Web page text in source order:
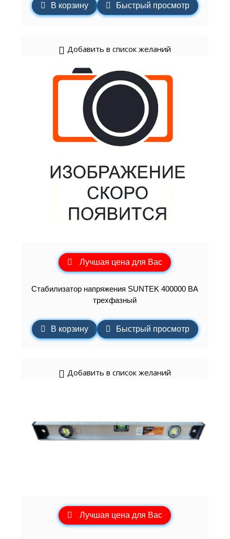
В корзину Быстрый просмотр
Добавить в список желаний
Лучшая цена для Вас
Стабилизатор напряжения SUNTEK 400000 ВА
трехфазный
В корзину Быстрый просмотр
Добавить в список желаний
Лучшая цена для Вас